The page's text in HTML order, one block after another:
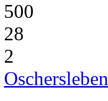
500
28
2
Oschersleben